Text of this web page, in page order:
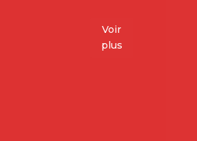
Voir
plus